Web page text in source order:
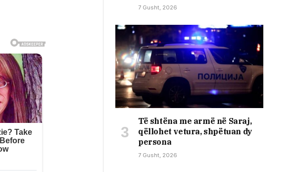
7 Gusht, 2026
Të shtëna me armë në Saraj,
qëllohet vetura, shpëtuan dy
persona
7 Gusht, 2026